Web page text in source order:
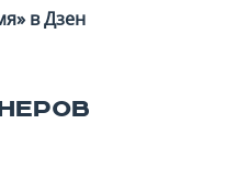
в Дзен